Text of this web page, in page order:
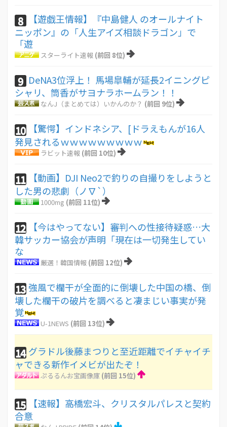
8
【遊戯王情報】『中島健人 のオールナイト
ニッポン』の「人生アイズ相談ドラゴン」で
「遊
スターライト速報 (前回 8位)
9 DeNA3位浮上！ 馬場皐輔が延長2イニングピ
シャリ、筒香がサヨナラホームラン！！
なんJ（まとめては）いかんのか？ (前回 9位)
10
【驚愕】インドネシア、[ドラえもんが16人
発見されるｗｗｗｗｗｗｗｗｗ
ラビット速報 (前回 10位)
11
【動画】DJI Neo2で釣りの自撮りをしようと
した男の悲劇（ノ∇`）
1000mg (前回 11位)
12
【今はやってない】審判への性接待疑惑…大
韓サッカー協会が声明「現在は一切発生してい
な
厳選！韓国情報 (前回 12位)
13 強風で欄干が全面的に倒壊した中国の橋、倒
壊した欄干の破片を調べると凄まじい事実が発
覚
U-1NEWS (前回 13位)
14 グラドル後藤まつりと至近距離でイチャイチ
ャできる新作イメビが出たぞ！
ぷるるんお宝画像庫 (前回 15位)
15
【速報】高橋宏斗、クリスタルパレスと契約
合意